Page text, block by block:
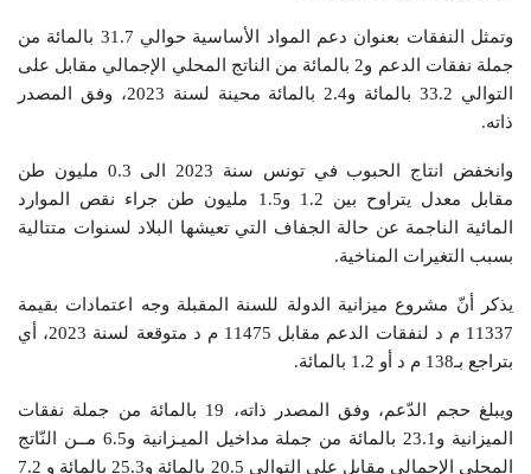
وتمثل النفقات بعنوان دعم المواد الأساسية حوالي 31.7 بالمائة من
جملة نفقات الدعم و2 بالمائة من الناتج المحلي الإجمالي مقابل على
التوالي 33.2 بالمائة و2.4 بالمائة محينة لسنة 2023، وفق المصدر
ذاته.
وانخفض انتاج الحبوب في تونس سنة 2023 الى 0.3 مليون طن
مقابل معدل يتراوح بين 1.2 و1.5 مليون طن جراء نقص الموارد
المائية الناجمة عن حالة الجفاف التي تعيشها البلاد لسنوات متتالية
بسبب التغيرات المناخية.
يذكر أنّ مشروع ميزانية الدولة للسنة المقبلة وجه اعتمادات بقيمة
11337 م د لنفقات الدعم مقابل 11475 م د متوقعة لسنة 2023، أي
بتراجع بـ138 م د أو 1.2 بالمائة.
ويبلغ حجم الدّعم، وفق المصدر ذاته، 19 بالمائة من جملة نفقات
الميزانية و23.1 بالمائة من جملة مداخيل الميـزانية و6.5 مــن النّاتج
المحلي الإجمالي مقابل على التوالي 20.5 بالمائة و25.3 بالمائة و 7.2